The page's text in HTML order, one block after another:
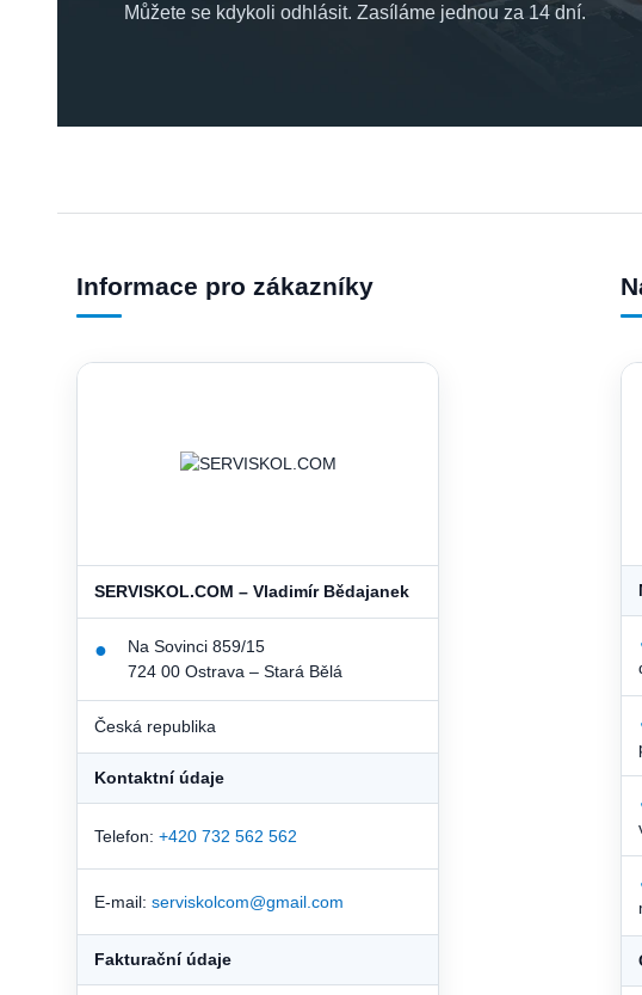
Můžete se kdykoli odhlásit. Zasíláme jednou za 14 dní.
Informace pro zákazníky
SERVISKOL.COM – Vladimír Bědajanek
●
Na Sovinci 859/15
724 00 Ostrava – Stará Bělá
Česká republika
Kontaktní údaje
Telefon: +420 732 562 562
E-mail: serviskolcom@gmail.com
Fakturační údaje